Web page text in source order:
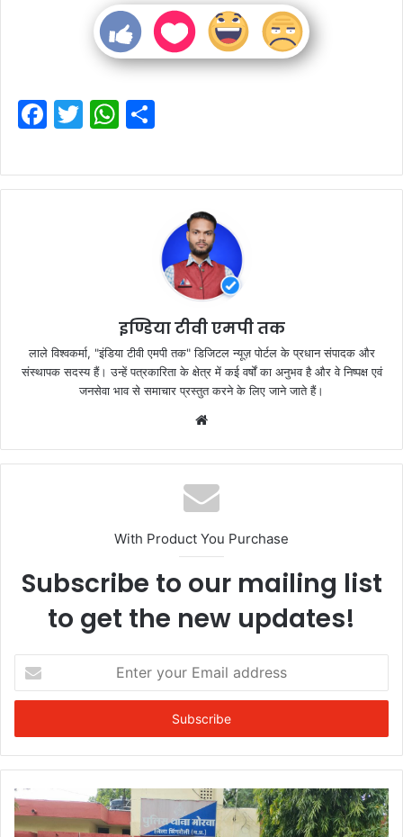
F
c
e
T
itt
er
W
at
s
ar
e
इण्डिया टीवी एमपी तक
लाले विश्वकर्मा, "इंडिया टीवी एमपी तक" डिजिटल न्यूज़ पोर्टल के प्रधान संपादक और
संस्थापक सदस्य हैं। उन्हें पत्रकारिता के क्षेत्र में कई वर्षों का अनुभव है और वे निष्पक्ष एवं
जनसेवा भाव से समाचार प्रस्तुत करने के लिए जाने जाते हैं।
With Product You Purchase
Subscribe to our mailing list
to get the new updates!
your
Email